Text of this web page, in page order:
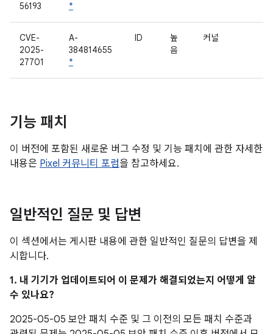
56193
*
CVE-
2025-
27701
A-
384814655
*
ID
높
음
커널
기능 패치
이 버전에 포함된 새로운 버그 수정 및 기능 패치에 관한 자세한
내용은 Pixel 커뮤니티 포럼을 참고하세요.
일반적인 질문 및 답변
이 섹션에서는 게시판 내용에 관한 일반적인 질문의 답변을 제
시합니다.
1. 내 기기가 업데이트되어 이 문제가 해결되었는지 어떻게 알
수 있나요?
2025-05-05 보안 패치 수준 및 그 이전의 모든 패치 수준과